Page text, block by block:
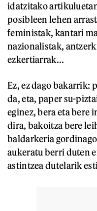
idatzitako
posibleen lehen
feministak, kantari
nazionalistak,
ezkertiarrak...
Ez, ez dago bakarrik:
da, eta, paper su-
eginez, bera eta bere
dira, bakoitza bere
baldarkeria
aukeratu berri duten
astintzea dutelarik